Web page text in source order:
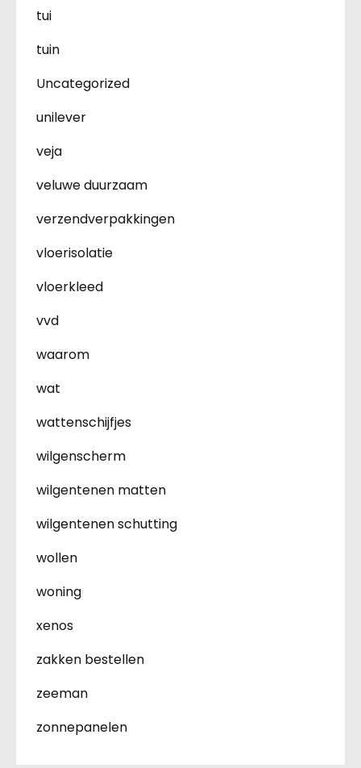
tui
tuin
Uncategorized
unilever
veja
veluwe duurzaam
verzendverpakkingen
vloerisolatie
vloerkleed
vvd
waarom
wat
wattenschijfjes
wilgenscherm
wilgentenen matten
wilgentenen schutting
wollen
woning
xenos
zakken bestellen
zeeman
zonnepanelen